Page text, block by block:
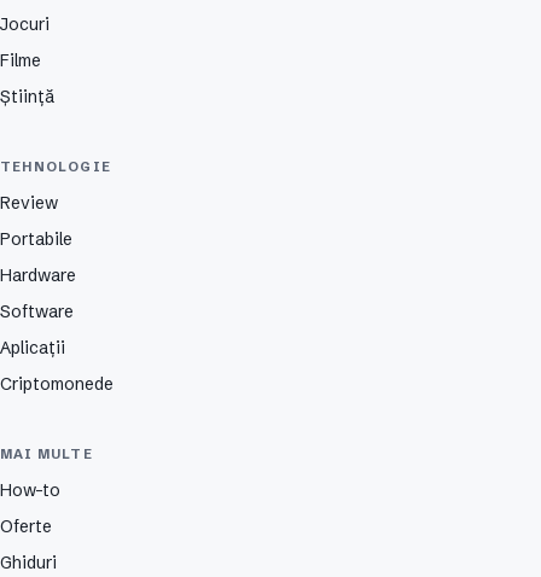
Jocuri
Filme
Știință
TEHNOLOGIE
Review
Portabile
Hardware
Software
Aplicații
Criptomonede
MAI MULTE
How-to
Oferte
Ghiduri